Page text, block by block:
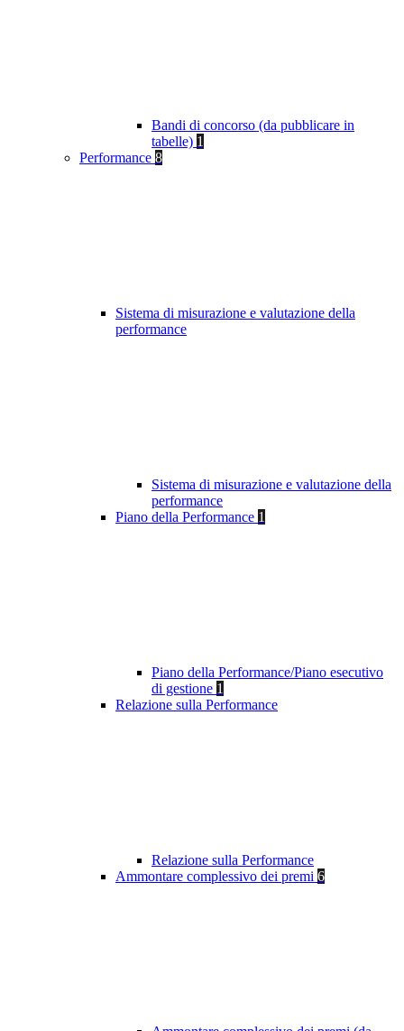
Bandi di concorso (da pubblicare in
tabelle) 1
Performance 8
Sistema di misurazione e valutazione della
performance
Sistema di misurazione e valutazione della
performance
Piano della Performance 1
Piano della Performance/Piano esecutivo
di gestione 1
Relazione sulla Performance
Relazione sulla Performance
Ammontare complessivo dei premi 6